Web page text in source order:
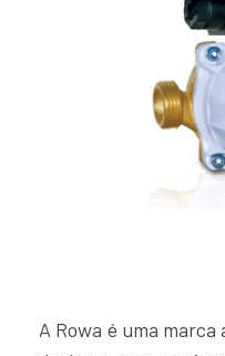
A Rowa é uma